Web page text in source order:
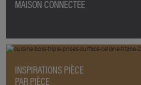
MAISON CONNECTÉE
INSPIRATIONS PIÈCE
PAR PIÈCE